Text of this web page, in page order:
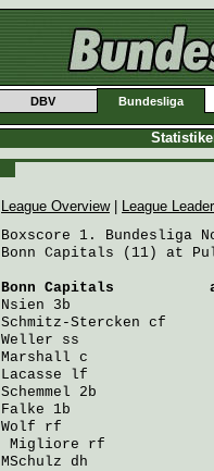
DBV Bundesliga
League Overview|
League
Boxscore 1. Bundesliga
Bonn Capitals (11) at
Bonn Capitals
Nsien 3b                 5
Schmitz-Stercken cf
Weller ss                3
Marshall c               4
Lacasse lf               3
Schemmel 2b
Falke 1b                 5
Wolf rf                  4
Migliore rf             0
MSchulz dh